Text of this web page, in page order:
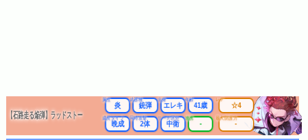
【石路走る焔弾】ラッドストー
属性
炎
武器種
銃弾
出身
エレキ
年齢
41歳
成長タイプ
晩成
同時攻撃
2体
リーチ区分
中衛
連携
-
レア
☆4
最大防護力
-